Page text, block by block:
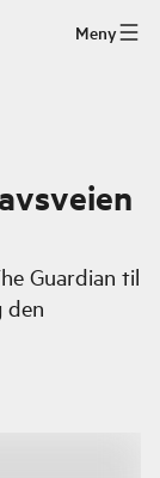
Meny
Guardian til
den